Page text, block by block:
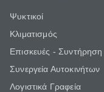
Ψυκτικοί
Κλιματισμός
Επισκευές -
Συνεργεία Αυτοκινήτων
Λογιστικά Γραφεία